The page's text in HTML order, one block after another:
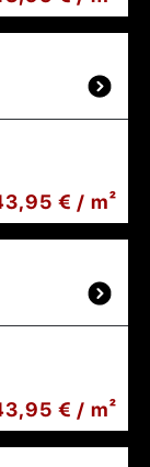
€ / m²
€ / m²